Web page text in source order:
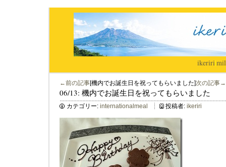
ikeriri|
←前の記事[機内でお誕生日を祝ってもらいました]次の記事→
06/13: 機内でお誕生日を祝ってもらいました
カテゴリー: internationalmeal 投稿者: ikeriri